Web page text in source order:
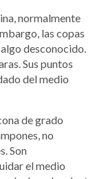
normalmente
las copas
desconocido.
Sus puntos
del medio
de grado
no
Son
el medio